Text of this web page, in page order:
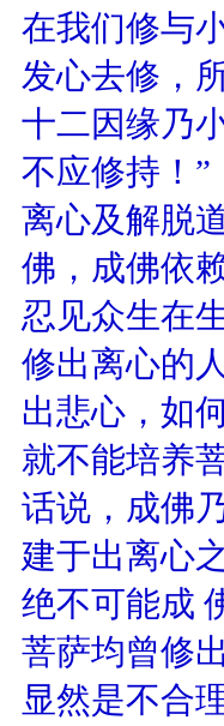
在我们修与
发心去修，
十二因缘乃
不应修持！
离心及解脱
佛，成佛依
忍见众生在
修出离心的
出悲心，如
就不能培养
话说，成佛
建于出离心
绝不可能成
菩萨均曾修
显然是不合